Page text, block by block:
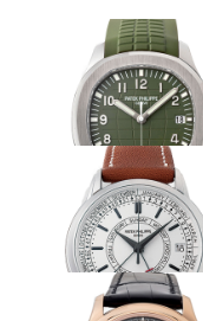
プレシャスなミリタリー
PATEK PHILIPPE
アクアノート Ref.5168
革新的自動巻きを初搭載
PATEK PHILIPPE